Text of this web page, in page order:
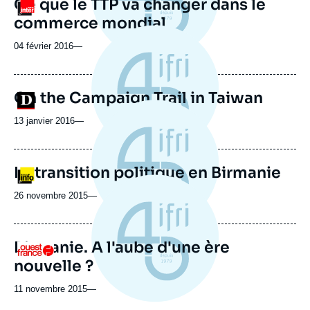
Logo
Ce que le TTP va changer dans le
commerce mondial
04 février 2016—
Logo
On the Campaign Trail in Taiwan
13 janvier 2016—
Logo
La transition politique en Birmanie
26 novembre 2015—
Logo
Birmanie. A l'aube d'une ère
nouvelle ?
11 novembre 2015—